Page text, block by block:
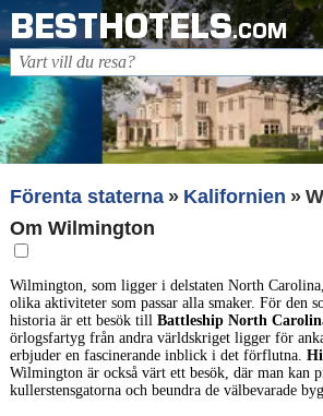
BESTHOTELS.COM
Förenta staterna Kalifornien
Om Wilmington
Wilmington, som ligger i delstaten North
olika aktiviteter som passar alla smaker. För den
historia är ett besök till Battleship North
örlogsfartyg från andra världskriget ligger för
erbjuder en fascinerande inblick i det förflutna.
Wilmington är också värt ett besök, där man kan
kullerstensgatorna och beundra de välbevarade